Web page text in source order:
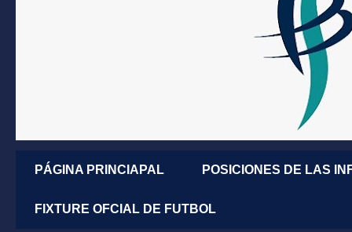
PÁGINA PRINCIAPAL POSICIONES DE LAS
FIXTURE OFCIAL DE FUTBOL